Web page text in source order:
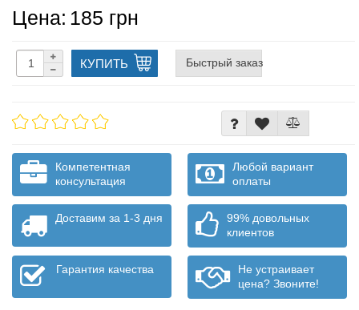
Цена: 185 грн
КУПИТЬ Быстрый заказ
Компетентная
консультация
Любой вариант
оплаты
Доставим за 1-3 дня
99% довольных
клиентов
Гарантия качества
Не устраивает
цена? Звоните!